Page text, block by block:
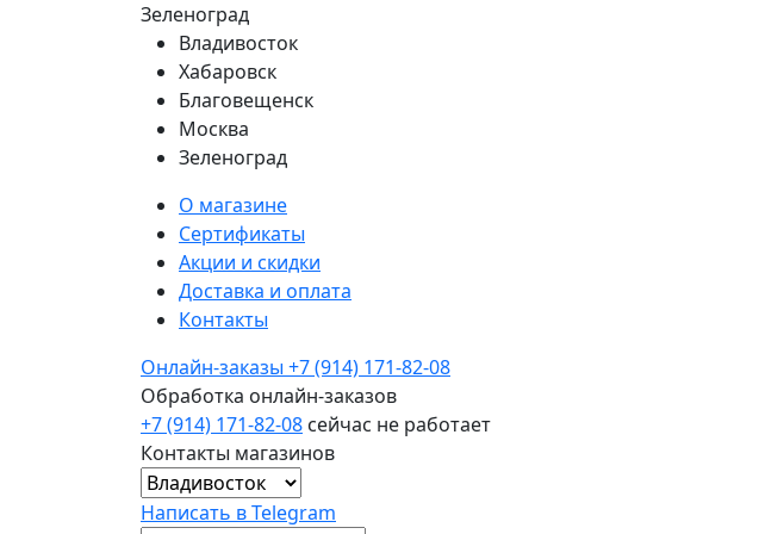
Зеленоград
Владивосток
Хабаровск
Благовещенск
Москва
Зеленоград
О магазине
Сертификаты
Акции и скидки
Доставка и оплата
Контакты
Онлайн-заказы +7 (914) 171-82-08
Обработка онлайн-заказов
+7 (914) 171-82-08 сейчас не работает
Контакты магазинов
Написать в Telegram